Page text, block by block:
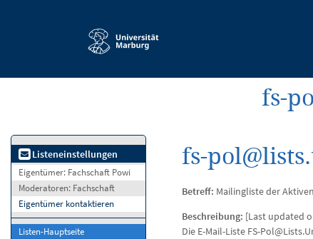
fs-
Listeneinstellungen
Eigentümer: Fachschaft Powi
Moderatoren: Fachschaft
Eigentümer kontaktieren
Listen-Hauptseite
fs-
Betreff: Mailingliste der
Beschreibung: [Last updated
Die E-Mail-Liste FS-